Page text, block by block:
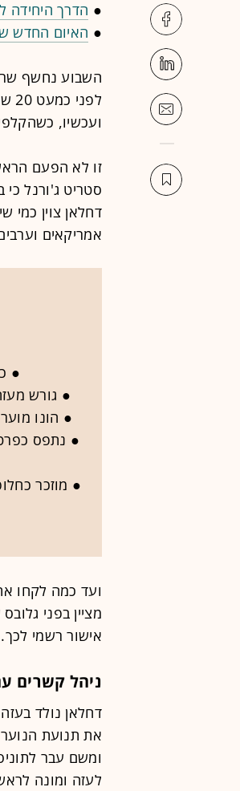
● הדרך היחידה
● האיום החדש
השבוע נחשף
ועכשיו,
זו לא הפעם
סטריט ג'ורנל
דחלאן צוין כמי
אמריקאים
●
● גורש מעזה ב־2007 על ידי חמאס, וסולק מפת"ח
● הונו מוערך ביותר מ־120 מיליון
● נתפס
● מוזכר
ועד כמה לקחו
מציין בפני
אישור רשמי לכך.
ניהל קשרים
ומשם עבר
לעזה ומונה